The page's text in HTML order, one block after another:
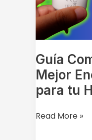
Guía
Mejor
para tu
Mejor
Enchufe
Inteligente
para
tu
Hogar
Read More »